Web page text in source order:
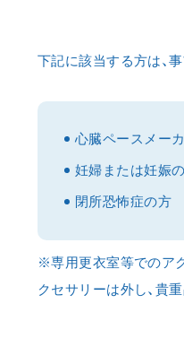
下記に該当する方は、
心臓ペースメー
妊婦または妊娠
閉所恐怖症の方
※専用更衣室等でのア
クセサリーは外し、貴